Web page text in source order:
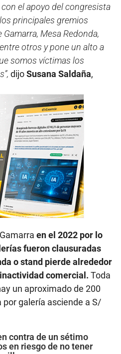
con el apoyo del congresista
principales gremios
Mesa Redonda,
otros y pone un alto a
somos víctimas los
dijoSusana Saldaña,
en el 2022 por lo
fueron clausuradas
o stand pierde alrededor
comercial. Toda
un aproximado de 200
galería asciende a S/
contra de un sétimo
en riesgo de no tener